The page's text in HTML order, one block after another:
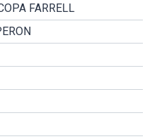
FARRELL